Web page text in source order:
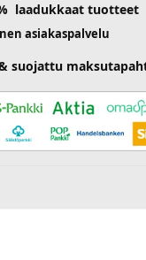
laadukkaat tuotteet
asiakaspalvelu
suojattu